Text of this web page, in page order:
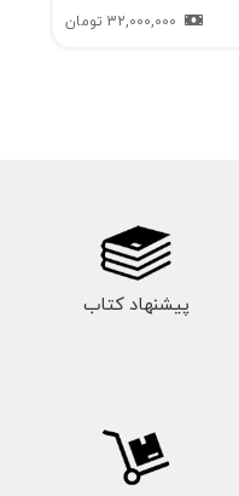
32,000,000 تومان
پیشنهاد کتاب